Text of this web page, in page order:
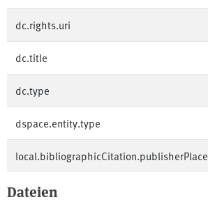
dc.rights.uri
dc.title
dc.type
dspace.entity.type
local.bibliographicCitation.publisherPlace
Dateien